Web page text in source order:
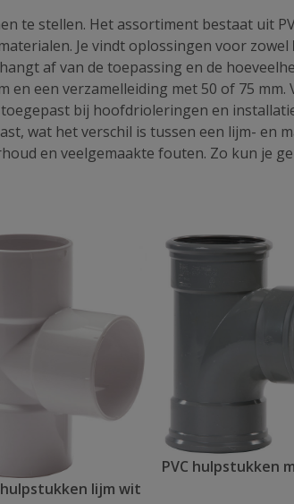
te stellen. Het assortiment bestaat uit
Je vindt oplossingen voor zowel
af van de toepassing en de
en een verzamelleiding met 50 of 75
bij hoofdrioleringen en
wat het verschil is tussen een lijm- en
en veelgemaakte fouten. Zo kun je
hulpstukken lijm wit
PVC hulpstukken